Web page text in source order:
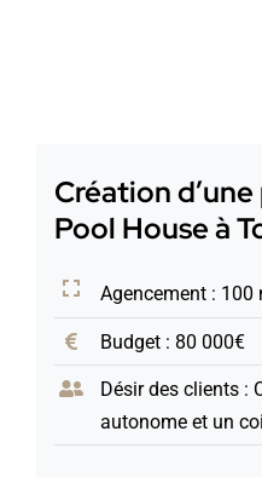
Création
Pool House à
Agencement : 100
Budget : 80 000€
Désir des clients :
autonome et un